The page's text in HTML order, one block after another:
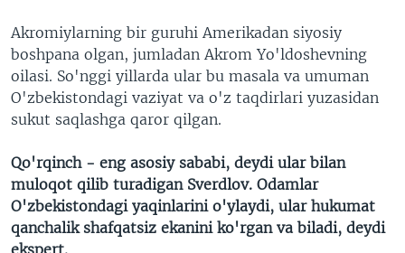
Akromiylarning bir guruhi Amerikadan siyosiy
boshpana olgan, jumladan Akrom Yo'ldoshevning
oilasi. So'nggi yillarda ular bu masala va umuman
O'zbekistondagi vaziyat va o'z taqdirlari yuzasidan
sukut saqlashga qaror qilgan.
Qo'rqinch - eng asosiy sababi, deydi ular bilan
muloqot qilib turadigan Sverdlov. Odamlar
O'zbekistondagi yaqinlarini o'ylaydi, ular hukumat
qanchalik shafqatsiz ekanini ko'rgan va biladi, deydi